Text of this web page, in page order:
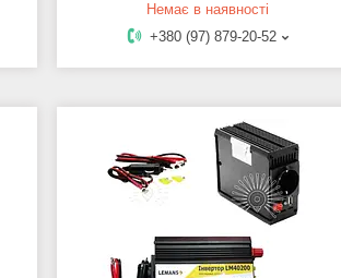
Немає в наявності
+380 (97) 879-20-52